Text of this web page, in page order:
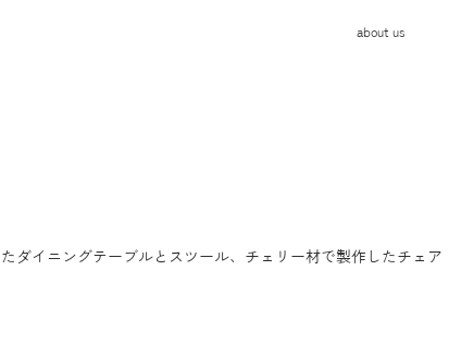
about us
ダイニングテーブルとスツール、チェリー材で製作したチェア